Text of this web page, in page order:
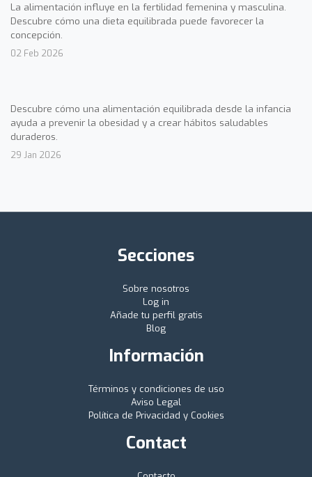
La alimentación influye en la fertilidad femenina y masculina.
Descubre cómo una dieta equilibrada puede favorecer la
concepción.
02 Feb 2026
Descubre cómo una alimentación equilibrada desde la infancia
ayuda a prevenir la obesidad y a crear hábitos saludables
duraderos.
29 Jan 2026
Secciones
Sobre nosotros
Log in
Añade tu perfil gratis
Blog
Información
Términos y condiciones de uso
Aviso Legal
Política de Privacidad y Cookies
Contact